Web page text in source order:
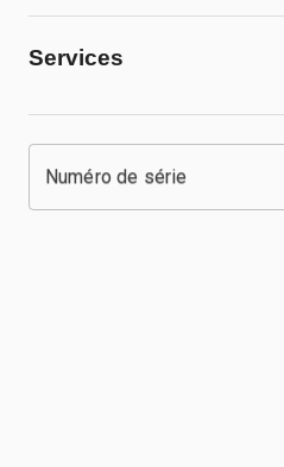
Services
Numéro de série